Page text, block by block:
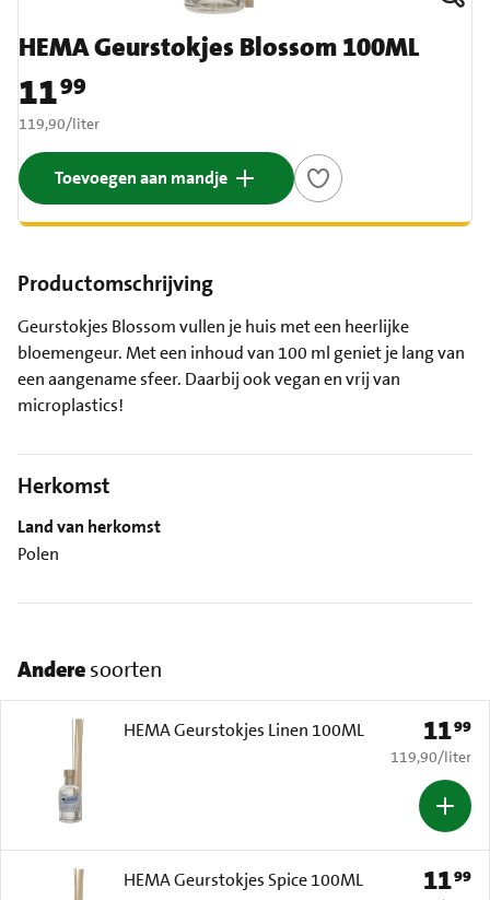
HEMA Geurstokjes Blossom 100ML
Prijs: € 11,99
1199
€ 119,90 per liter
119,90/liter
Toevoegen aan mandje
Productomschrijving
Geurstokjes Blossom vullen je huis met een heerlijke
bloemengeur. Met een inhoud van 100 ml geniet je lang van
een aangename sfeer. Daarbij ook vegan en vrij van
microplastics!
Herkomst
Land van herkomst
Polen
Anderesoorten
HEMA Geurstokjes Linen 100ML Prijs: €
1199
€ 119,90 per
119,90/liter
HEMA Geurstokjes Spice 100ML Prijs: €
1199